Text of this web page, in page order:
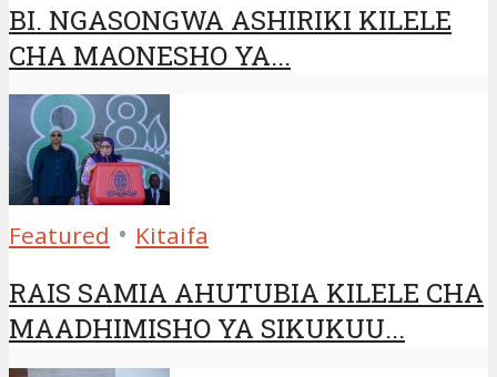
BI. NGASONGWA ASHIRIKI KILELE
CHA MAONESHO YA...
Featured • Kitaifa
RAIS SAMIA AHUTUBIA KILELE CHA
MAADHIMISHO YA SIKUKUU...